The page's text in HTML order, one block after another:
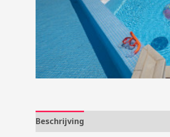
Beschrijving